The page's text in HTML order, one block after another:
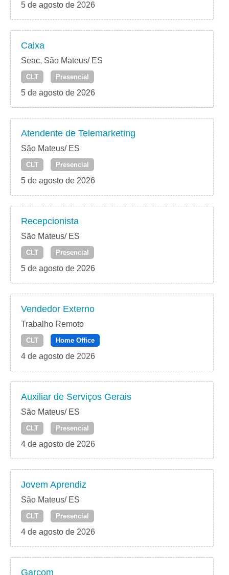
5 de agosto de 2026
Caixa
Seac, São Mateus/ ES
CLT Presencial
5 de agosto de 2026
Atendente de Telemarketing
São Mateus/ ES
CLT Presencial
5 de agosto de 2026
Recepcionista
São Mateus/ ES
CLT Presencial
5 de agosto de 2026
Vendedor Externo
Trabalho Remoto
CLT Home Office
4 de agosto de 2026
Auxiliar de Serviços Gerais
São Mateus/ ES
CLT Presencial
4 de agosto de 2026
Jovem Aprendiz
São Mateus/ ES
CLT Presencial
4 de agosto de 2026
Garçom